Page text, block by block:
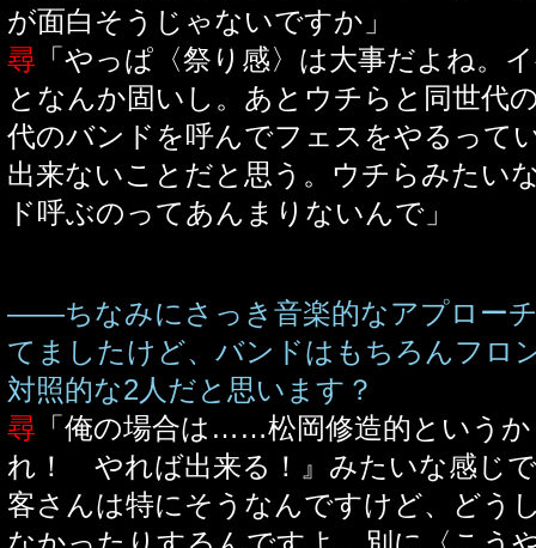
が面白そうじゃないですか」
尋 「やっぱ〈祭り感〉は大事だよね。
となんか固いし。あとウチらと同世代
代のバンドを呼んでフェスをやるって
出来ないことだと思う。ウチらみたい
ド呼ぶのってあんまりないんで」
――ちなみにさっき音楽的なアプロー
てましたけど、バンドはもちろんフロ
対照的な2人だと思います？
尋 「俺の場合は……松岡修造的という
れ！ やれば出来る！』みたいな感じ
客さんは特にそうなんですけど、どう